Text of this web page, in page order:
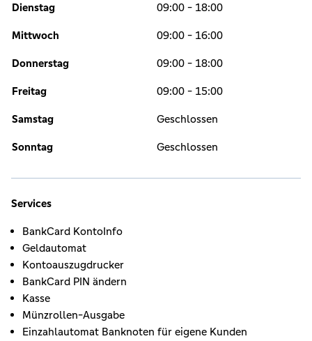
Dienstag 09:00 - 18:00
Mittwoch 09:00 - 16:00
Donnerstag 09:00 - 18:00
Freitag 09:00 - 15:00
Samstag Geschlossen
Sonntag Geschlossen
Services
BankCard KontoInfo
Geldautomat
Kontoauszugdrucker
BankCard PIN ändern
Kasse
Münzrollen-Ausgabe
Einzahlautomat Banknoten für eigene Kunden